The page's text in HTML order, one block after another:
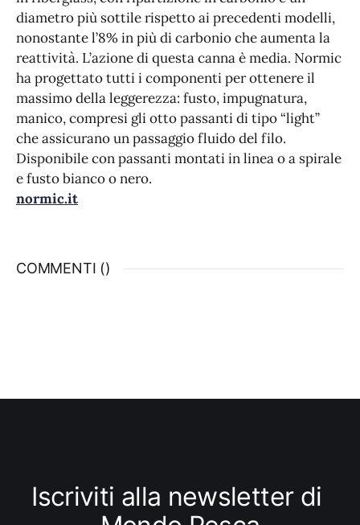
diametro più sottile rispetto ai precedenti modelli,
nonostante l’8% in più di carbonio che aumenta la
reattività. L’azione di questa canna è media. Normic
ha progettato tutti i componenti per ottenere il
massimo della leggerezza: fusto, impugnatura,
manico, compresi gli otto passanti di tipo “light”
che assicurano un passaggio fluido del filo.
Disponibile con passanti montati in linea o a spirale
e fusto bianco o nero.
normic.it
COMMENTI ()
Iscriviti alla newsletter di